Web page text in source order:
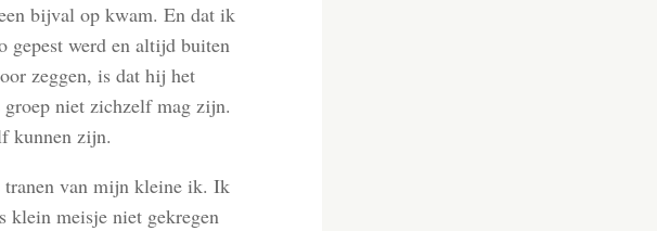
bijval op kwam. En dat ik
gepest werd en altijd buiten
zeggen, is dat hij het
niet zichzelf mag zijn.
kunnen zijn.
tranen van mijn kleine ik. Ik
klein meisje niet gekregen